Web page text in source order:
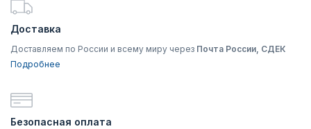
Доставка
Доставляем по России и всему миру через Почта России, СДЕК
Подробнее
Безопасная оплата